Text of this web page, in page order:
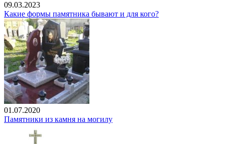
09.03.2023
Какие формы памятника бывают и для кого?
01.07.2020
Памятники из камня на могилу